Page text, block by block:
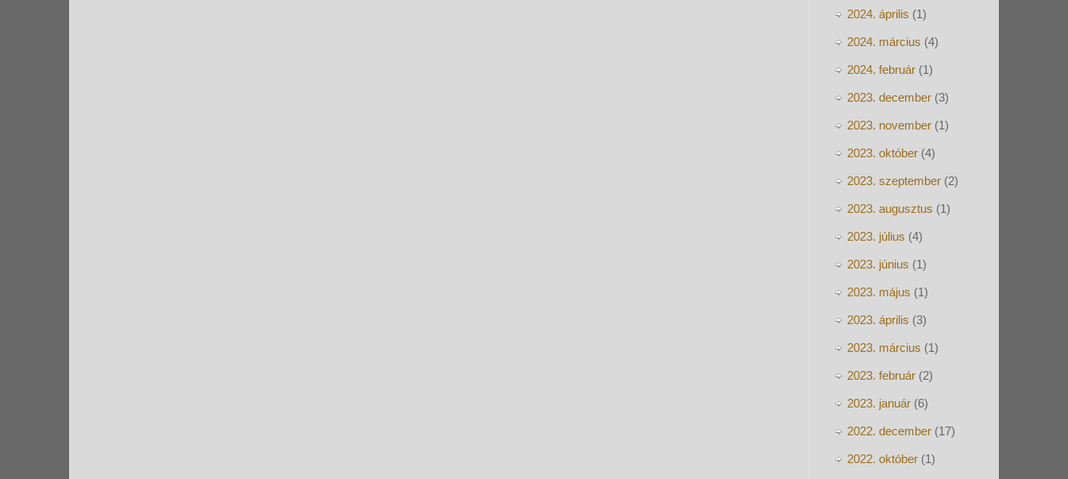
2024. április (1)
2024. március (4)
2024. február (1)
2023. december (3)
2023. november (1)
2023. október (4)
2023. szeptember (2)
2023. augusztus (1)
2023. július (4)
2023. június (1)
2023. május (1)
2023. április (3)
2023. március (1)
2023. február (2)
2023. január (6)
2022. december (17)
2022. október (1)